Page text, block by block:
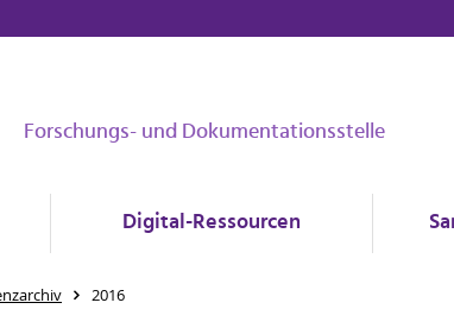
Forschungs- und Dokumentationsstelle
Digital-Ressourcen
2016